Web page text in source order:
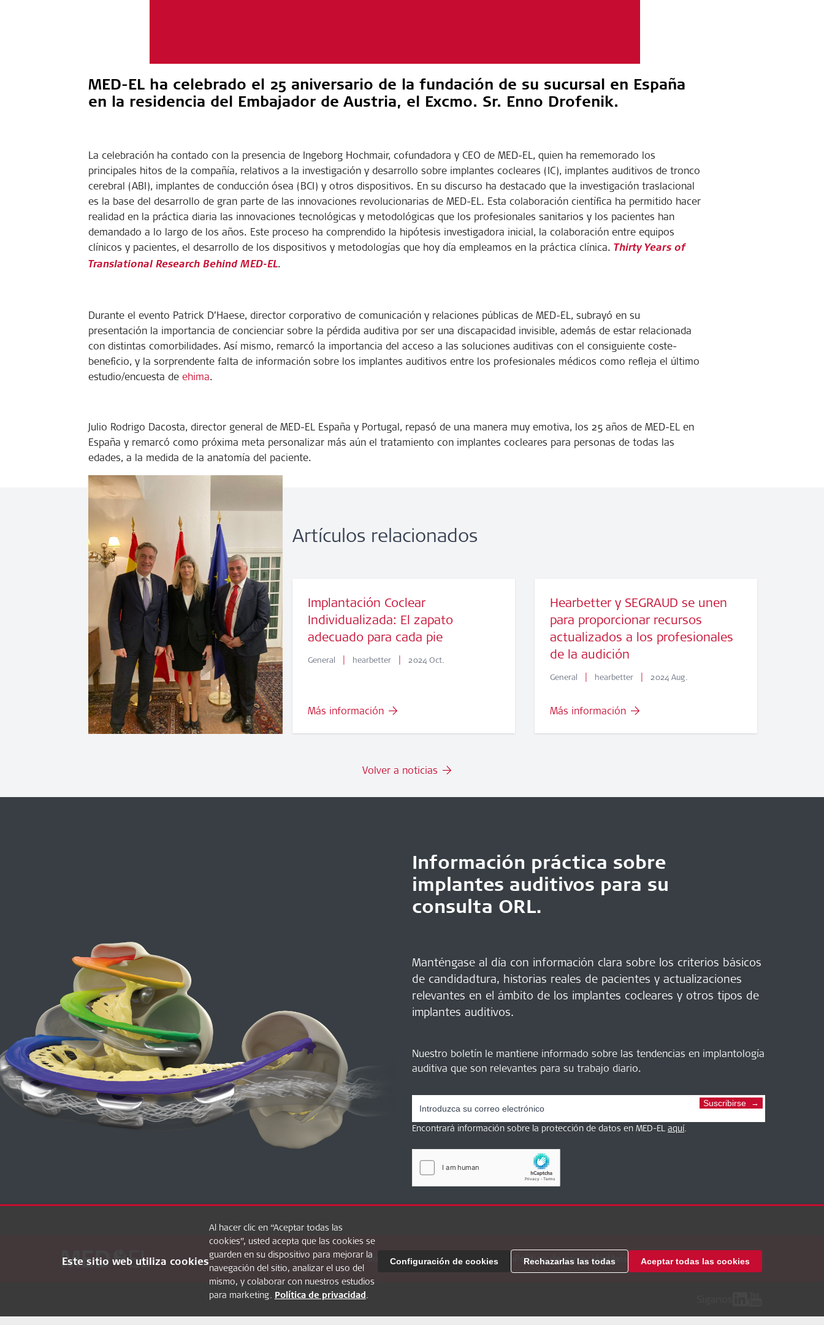
MED-EL ha celebrado el 25 aniversario de la fundación de su sucursal en España
en la residencia del Embajador de Austria, el Excmo. Sr. Enno Drofenik.
La celebración ha contado con la presencia de Ingeborg Hochmair, cofundadora y CEO de MED-EL, quien ha rememorado los
principales hitos de la compañía, relativos a la investigación y desarrollo sobre implantes cocleares (IC), implantes auditivos de tronco
cerebral (ABI), implantes de conducción ósea (BCI) y otros dispositivos. En su discurso ha destacado que la investigación traslacional
es la base del desarrollo de gran parte de las innovaciones revolucionarias de MED-EL. Esta colaboración científica ha permitido hacer
realidad en la práctica diaria las innovaciones tecnológicas y metodológicas que los profesionales sanitarios y los pacientes han
demandado a lo largo de los años. Este proceso ha comprendido la hipótesis investigadora inicial, la colaboración entre equipos
clínicos y pacientes, el desarrollo de los dispositivos y metodologías que hoy día empleamos en la práctica clínica. Thirty Years of
Translational Research Behind MED-EL.
Durante el evento Patrick D’Haese, director corporativo de comunicación y relaciones públicas de MED-EL, subrayó en su
presentación la importancia de concienciar sobre la pérdida auditiva por ser una discapacidad invisible, además de estar relacionada
con distintas comorbilidades. Así mismo, remarcó la importancia del acceso a las soluciones auditivas con el consiguiente coste-
beneficio, y la sorprendente falta de información sobre los implantes auditivos entre los profesionales médicos como refleja el último
estudio/encuesta de ehima.
Julio Rodrigo Dacosta, director general de MED-EL España y Portugal, repasó de una manera muy emotiva, los 25 años de MED-EL en
España y remarcó como próxima meta personalizar más aún el tratamiento con implantes cocleares para personas de todas las
edades, a la medida de la anatomía del paciente.
Artículos relacionados
Implantación Coclear
Individualizada: El zapato
adecuado para cada pie
General | hearbetter | 2024 Oct.
Más información
Hearbetter y SEGRAUD se unen
para proporcionar recursos
actualizados a los profesionales
de la audición
General | hearbetter | 2024 Aug.
Más información
Volver a noticias
Información práctica sobre
implantes auditivos para su
consulta ORL.
Manténgase al día con información clara sobre los criterios básicos
de candidadtura, historias reales de pacientes y actualizaciones
relevantes en el ámbito de los implantes cocleares y otros tipos de
implantes auditivos.
Nuestro boletín le mantiene informado sobre las tendencias en implantología
auditiva que son relevantes para su trabajo diario.
Suscribirse
Encontrará información sobre la protección de datos en MED-EL aquí.
Sobre HearbetterFAQMED-EL Pro Política de privacidadAviso LegalConfiguración de cookies
Este sitio web utiliza cookies
Al hacer clic en “Aceptar todas las
cookies”, usted acepta que las cookies se
guarden en su dispositivo para mejorar la
navegación del sitio, analizar el uso del
mismo, y colaborar con nuestros estudios
para marketing. Política de privacidad.
Configuración de cookies Rechazarlas las todas Aceptar todas las cookies